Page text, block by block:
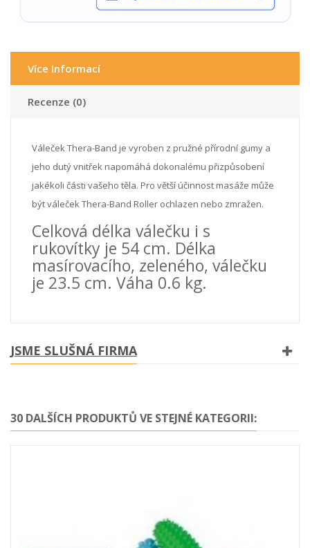
Více Informací
Recenze (0)
Váleček Thera-Band je vyroben z pružné přírodní gumy a
jeho dutý vnitřek napomáhá dokonalému přizpůsobení
jakékoli části vašeho těla. Pro větší účinnost masáže může
být váleček Thera-Band Roller ochlazen nebo zmražen.
Celková délka válečku i s
rukovítky je 54 cm. Délka
masírovacího, zeleného, válečku
je 23.5 cm. Váha 0.6 kg.
JSME SLUŠNÁ FIRMA
30 DALŠÍCH PRODUKTŮ VE STEJNÉ KATEGORII: